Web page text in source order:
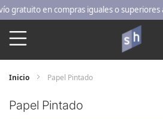
Ir
al
en compras iguales o superiores a
Inicio Papel Pintado
Papel Pintado